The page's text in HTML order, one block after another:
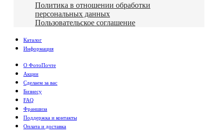
Политика в отношении обработки
персональных данных
Пользовательское соглашение
Каталог
Информация
О ФотоПочте
Акции
Сделаем за вас
Бизнесу
FAQ
Франшиза
Поддержка и контакты
Оплата и доставка